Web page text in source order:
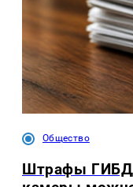
Общество
Штрафы